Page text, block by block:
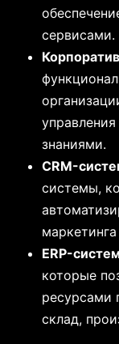
сервисами.
знаниями.
CRM-
системы,
ERP-
которые
ресурсами
склад,